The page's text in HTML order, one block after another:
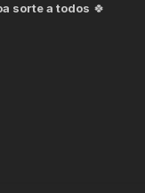
sorte a todos 🍀